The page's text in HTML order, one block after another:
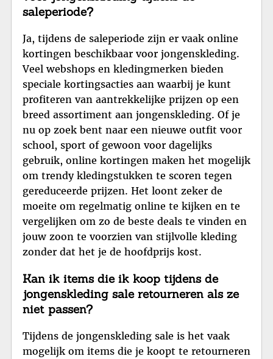
saleperiode?
Ja, tijdens de saleperiode zijn er vaak online
kortingen beschikbaar voor jongenskleding.
Veel webshops en kledingmerken bieden
speciale kortingsacties aan waarbij je kunt
profiteren van aantrekkelijke prijzen op een
breed assortiment aan jongenskleding. Of je
nu op zoek bent naar een nieuwe outfit voor
school, sport of gewoon voor dagelijks
gebruik, online kortingen maken het mogelijk
om trendy kledingstukken te scoren tegen
gereduceerde prijzen. Het loont zeker de
moeite om regelmatig online te kijken en te
vergelijken om zo de beste deals te vinden en
jouw zoon te voorzien van stijlvolle kleding
zonder dat het je de hoofdprijs kost.
Kan ik items die ik koop tijdens de
jongenskleding sale retourneren als ze
niet passen?
Tijdens de jongenskleding sale is het vaak
mogelijk om items die je koopt te retourneren